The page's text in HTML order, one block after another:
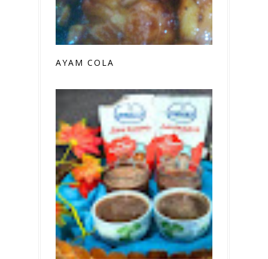
AYAM COLA